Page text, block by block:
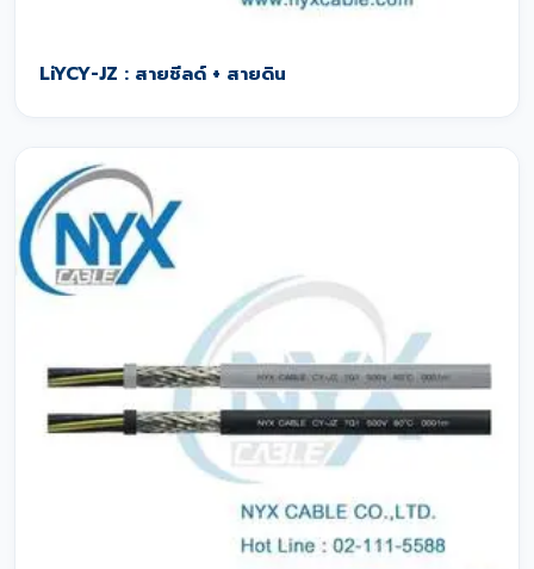
LiYCY-JZ : สายชีลด์ + สายดิน